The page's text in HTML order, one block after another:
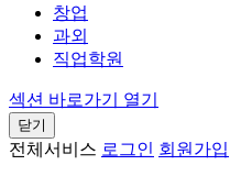
창업
과외
직업학원
섹션 바로가기 열기
닫기
전체서비스 로그인 회원가입